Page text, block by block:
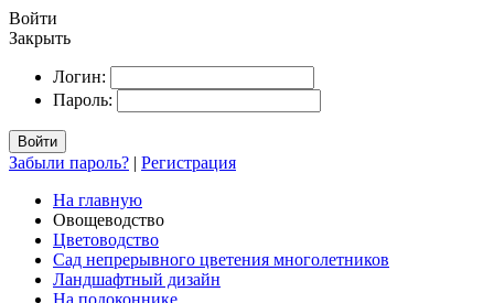
Войти
Закрыть
Логин:
Пароль:
Войти
Забыли пароль? | Регистрация
На главную
Овощеводство
Цветоводство
Сад непрерывного цветения многолетников
Ландшафтный дизайн
На подоконнике